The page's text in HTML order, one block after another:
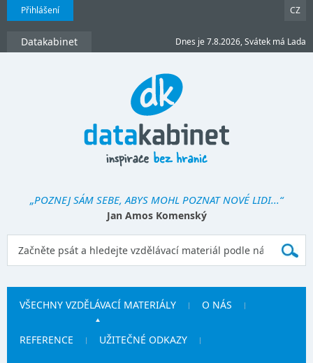
Přihlášení CZ
Datakabinet Dnes je 7.8.2026, Svátek má Lada
„POZNEJ SÁM SEBE, ABYS MOHL POZNAT NOVÉ LIDI...“
Jan Amos Komenský
VŠECHNY VZDĚLÁVACÍ MATERIÁLY O NÁS
REFERENCE UŽITEČNÉ ODKAZY